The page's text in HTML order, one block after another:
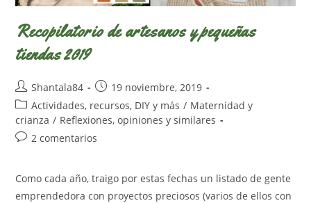
Recopilatorio de artesanos y pequeñas
tiendas 2019
Autor
de
la
entrada:
Shantala84
Publicación
de
la
entrada:
19 noviembre, 2019
Categoría
de
la
Actividades, recursos, DIY y más / Maternidad y
crianza / Reflexiones, opiniones y similares
Comentarios
entrada:
2 comentarios
Como cada año, traigo por estas fechas un listado de gente
emprendedora con proyectos preciosos (varios de ellos con